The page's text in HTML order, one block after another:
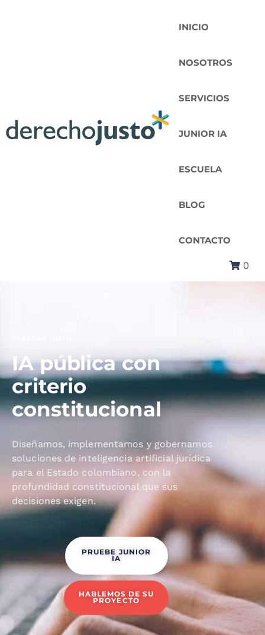
INICIO
NOSOTROS
SERVICIOS
JUNIOR IA
ESCUELA
BLOG
CONTACTO
0
IA pública con
criterio
constitucional
Diseñamos, implementamos y gobernamos
soluciones de inteligencia artificial jurídica
para el Estado colombiano, con la
profundidad constitucional que sus
decisiones exigen.
HABLEMOS DE SU
PROYECTO
PRUEBE JUNIOR
IA